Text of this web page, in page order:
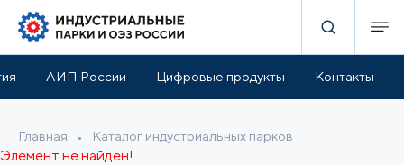
АИП России Цифровые продукты Контакты
Главная • Каталог индустриальных парков
Элемент не найден!